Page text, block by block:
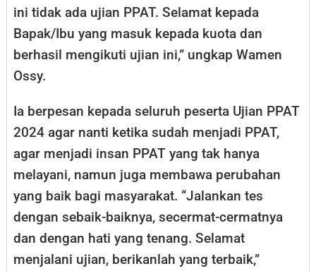
ini tidak ada ujian PPAT. Selamat kepada
Bapak/Ibu yang masuk kepada kuota dan
berhasil mengikuti ujian ini,” ungkap Wamen
Ossy.
Ia berpesan kepada seluruh peserta Ujian PPAT
2024 agar nanti ketika sudah menjadi PPAT,
agar menjadi insan PPAT yang tak hanya
melayani, namun juga membawa perubahan
yang baik bagi masyarakat. “Jalankan tes
dengan sebaik-baiknya, secermat-cermatnya
dan dengan hati yang tenang. Selamat
menjalani ujian, berikanlah yang terbaik,”